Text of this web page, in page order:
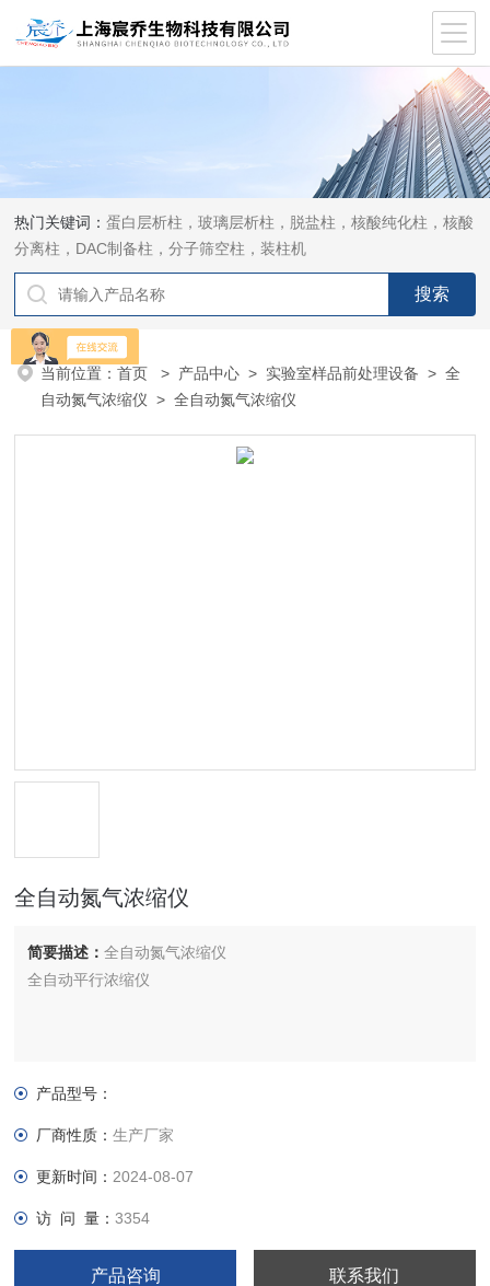
热门关键词：蛋白层析柱，玻璃层析柱，脱盐柱，核酸纯化柱，核酸
分离柱，DAC制备柱，分子筛空柱，装柱机
当前位置：首页 > 产品中心 > 实验室样品前处理设备 >全
自动氮气浓缩仪 > 全自动氮气浓缩仪
全自动氮气浓缩仪
简要描述：全自动氮气浓缩仪
全自动平行浓缩仪
产品型号：
厂商性质：生产厂家
更新时间： 2024-08-07
访 问 量：3354
产品咨询 联系我们